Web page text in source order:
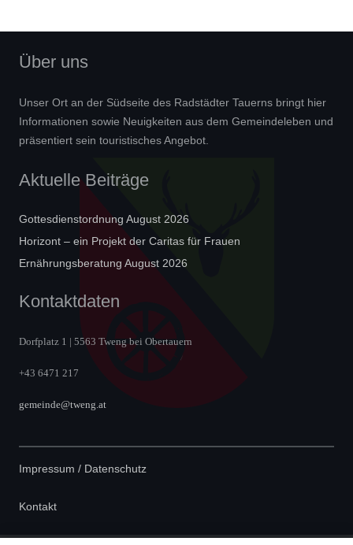
Über uns
Unser Ort an der Südseite des Radstädter Tauerns bringt hier
Informationen sowie Neuigkeiten aus dem Gemeindeleben und
präsentiert sein touristisches Angebot.
Aktuelle Beiträge
Gottesdienstordnung August 2026
Horizont – ein Projekt der Caritas für Frauen
Ernährungsberatung August 2026
Kontaktdaten
Dorfplatz 1 | 5563 Tweng bei Obertauern
+43 6471 217
gemeinde@tweng.at
Impressum / Datenschutz
Kontakt